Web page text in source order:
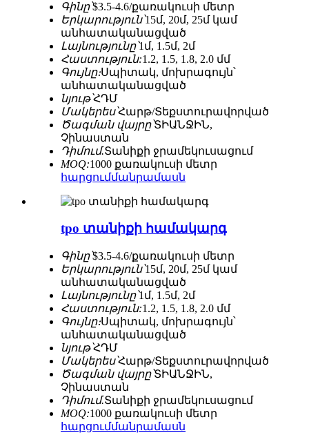
Գինը՝$3.5-4.6/քառակուսի մետր
Երկարություն՝15մ, 20մ, 25մ կամ
անհատականացված
Լայնությունը՝1մ, 1.5մ, 2մ
Հաստություն:1.2, 1.5, 1.8, 2.0 մմ
Գույնը։Սպիտակ, մոխրագույն՝
անհատականացված
նյութ՝ՀԴՄ
Մակերես՝Հարթ/Տեքստուրավորված
Ծագման վայրը՝ՏԻԱՆՋԻՆ,
Չինաստան
Դիմում.Տանիքի ջրամեկուսացում
MOQ:1000 քառակուսի մետր
հարցումմանրամասն
tpo տանիքի համակարգ
Գինը՝$3.5-4.6/քառակուսի մետր
Երկարություն՝15մ, 20մ, 25մ կամ
անհատականացված
Լայնությունը՝1մ, 1.5մ, 2մ
Հաստություն:1.2, 1.5, 1.8, 2.0 մմ
Գույնը։Սպիտակ, մոխրագույն՝
անհատականացված
նյութ՝ՀԴՄ
Մակերես՝Հարթ/Տեքստուրավորված
Ծագման վայրը՝ՏԻԱՆՋԻՆ,
Չինաստան
Դիմում.Տանիքի ջրամեկուսացում
MOQ:1000 քառակուսի մետր
հարցումմանրամասն